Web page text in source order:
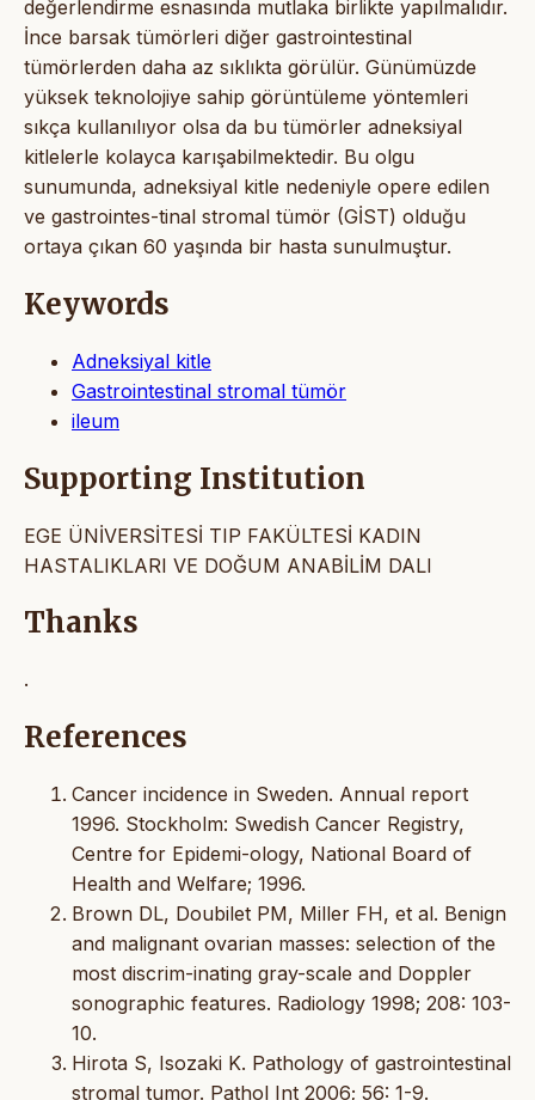
değerlendirme esnasında mutlaka birlikte yapılmalıdır.
İnce barsak tümörleri diğer gastrointestinal
tümörlerden daha az sıklıkta görülür. Günümüzde
yüksek teknolojiye sahip görüntüleme yöntemleri
sıkça kullanılıyor olsa da bu tümörler adneksiyal
kitlelerle kolayca karışabilmektedir. Bu olgu
sunumunda, adneksiyal kitle nedeniyle opere edilen
ve gastrointes-tinal stromal tümör (GİST) olduğu
ortaya çıkan 60 yaşında bir hasta sunulmuştur.
Keywords
Adneksiyal kitle
Gastrointestinal stromal tümör
ileum
Supporting Institution
EGE ÜNİVERSİTESİ TIP FAKÜLTESİ KADIN
HASTALIKLARI VE DOĞUM ANABİLİM DALI
Thanks
.
References
Cancer incidence in Sweden. Annual report
1996. Stockholm: Swedish Cancer Registry,
Centre for Epidemi-ology, National Board of
Health and Welfare; 1996.
Brown DL, Doubilet PM, Miller FH, et al. Benign
and malignant ovarian masses: selection of the
most discrim-inating gray-scale and Doppler
sonographic features. Radiology 1998; 208: 103-
10.
Hirota S, Isozaki K. Pathology of gastrointestinal
stromal tumor. Pathol Int 2006; 56: 1-9.